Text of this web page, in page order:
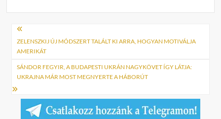
Bejegyzés
navigáció
ZELENSZKIJ ÚJ MÓDSZERT TALÁLT KI ARRA, HOGYAN MOTIVÁLJA
AMERIKÁT
SÁNDOR FEGYIR, A BUDAPESTI UKRÁN NAGYKÖVET ÍGY LÁTJA:
UKRAJNA MÁR MOST MEGNYERTE A HÁBORÚT